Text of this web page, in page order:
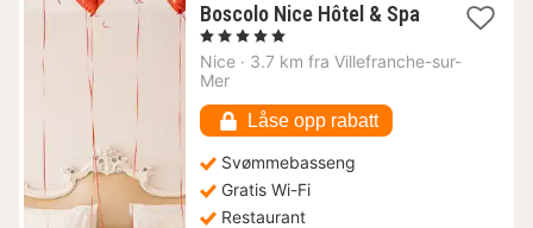
Boscolo Nice Hôtel & Spa
1
natt
fra
kr.
, 5 Stjerner
Nice · 3.7 km fra Villefranche-sur-
Mer
Låse opp rabatt
Svømmebasseng
Gratis Wi-Fi
Restaurant